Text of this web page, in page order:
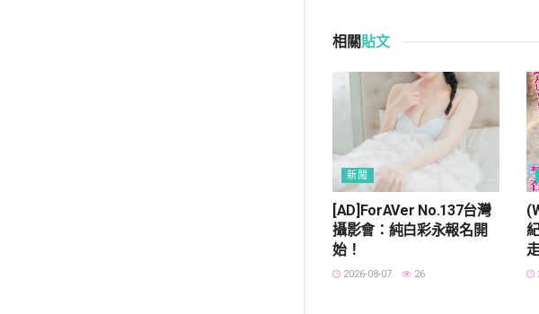
相關貼文
新聞
[AD]ForAVer No.137台灣
攝影會：純白彩永報名開
始！
2026-08-07 26